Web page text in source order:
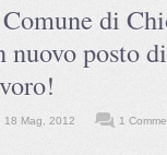
di
nuovo posto
18 Mag, 2012 1